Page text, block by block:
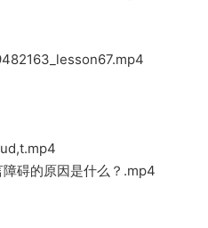
碍的原因是什么？.mp4